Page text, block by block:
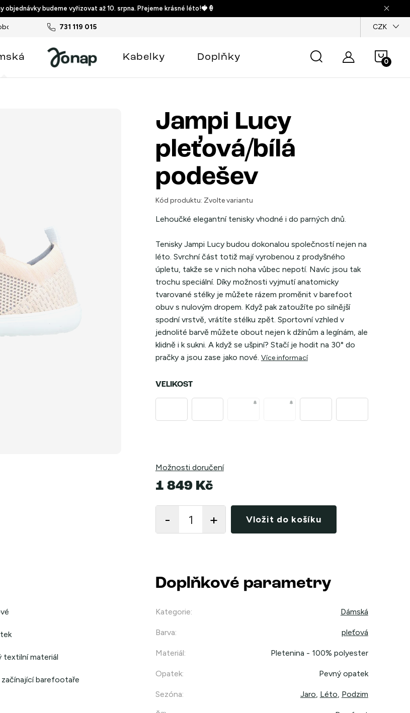
objednávky budeme vyřizovat až 10. srpna. Přejeme krásné léto!🍓🍦
731 119 015
podmínky Podmínky ochrany osobních údajů CZK
košík
Kabelky Doplňky
Jampi Lucy
pleťová/bílá
podešev
Kód produktu: Zvolte variantu
Lehoučké elegantní tenisky vhodné i do parných dnů.
Tenisky Jampi Lucy budou dokonalou společností nejen na
léto. Svrchní část totiž mají vyrobenou z prodyšného
úpletu, takže se v nich noha vůbec nepotí. Navíc jsou tak
trochu speciální. Díky možnosti vyjmutí anatomicky
tvarované stélky je můžete rázem proměnit v barefoot
obuv s nulovým dropem. Když pak zatoužíte po silnější
spodní vrstvě, vrátíte stélku zpět. Sportovní vzhled v
jednolité barvě můžete obout nejen k džínům a legínám, ale
klidně i k sukni. A když se ušpiní? Stačí je hodit na 30° do
pračky a jsou zase jako nové. Více informací
VELIKOST
Možnosti doručení
1 849 Kč
Vložit do košíku
textilní materiál
začínající barefootaře
Doplňkové parametry
Kategorie: Dámská
Barva: pleťová
Materiál: Pletenina - 100% polyester
Opatek: Pevný opatek
Sezóna: Jaro, Léto, Podzim